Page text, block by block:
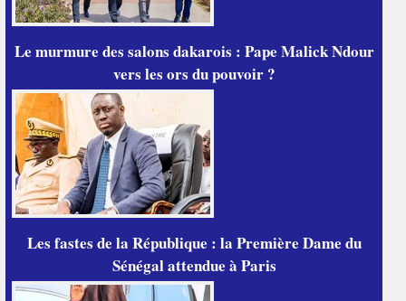
Le murmure des salons dakarois : Pape Malick Ndour
vers les ors du pouvoir ?
Les fastes de la République : la Première Dame du
Sénégal attendue à Paris